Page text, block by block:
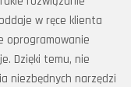
w ręce klienta
oprogramowanie
Dzięki temu, nie
niezbędnych narzędzi